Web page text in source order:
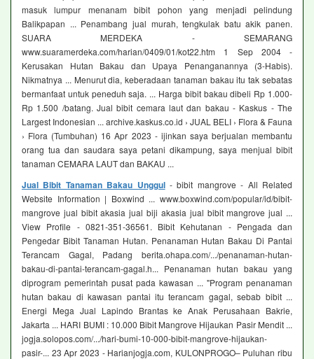
masuk lumpur menanam bibit pohon yang menjadi pelindung
Balikpapan ... Penambang jual murah, tengkulak batu akik panen.
SUARA MERDEKA - SEMARANG
www.suaramerdeka.com/harian/0409/01/kot22.htm 1 Sep 2004 -
Kerusakan Hutan Bakau dan Upaya Penanganannya (3-Habis).
Nikmatnya ... Menurut dia, keberadaan tanaman bakau itu tak sebatas
bermanfaat untuk peneduh saja. ... Harga bibit bakau dibeli Rp 1.000-
Rp 1.500 /batang. Jual bibit cemara laut dan bakau - Kaskus - The
Largest Indonesian ... archive.kaskus.co.id › JUAL BELI › Flora & Fauna
› Flora (Tumbuhan) 16 Apr 2023 - ijinkan saya berjualan membantu
orang tua dan saudara saya petani dikampung, saya menjual bibit
tanaman CEMARA LAUT dan BAKAU ...
Jual Bibit Tanaman Bakau Unggul- bibit mangrove - All Related
Website Information | Boxwind ... www.boxwind.com/popular/id/bibit-
mangrove jual bibit akasia jual biji akasia jual bibit mangrove jual ...
View Profile - 0821-351-36561. Bibit Kehutanan - Pengada dan
Pengedar Bibit Tanaman Hutan. Penanaman Hutan Bakau Di Pantai
Terancam Gagal, Padang berita.ohapa.com/.../penanaman-hutan-
bakau-di-pantai-terancam-gagal.h... Penanaman hutan bakau yang
diprogram pemerintah pusat pada kawasan ... "Program penanaman
hutan bakau di kawasan pantai itu terancam gagal, sebab bibit ...
Energi Mega Jual Lapindo Brantas ke Anak Perusahaan Bakrie,
Jakarta ... HARI BUMI : 10.000 Bibit Mangrove Hijaukan Pasir Mendit ...
jogja.solopos.com/.../hari-bumi-10-000-bibit-mangrove-hijaukan-
pasir-... 23 Apr 2023 - Harianjogja.com, KULONPROGO– Puluhan ribu